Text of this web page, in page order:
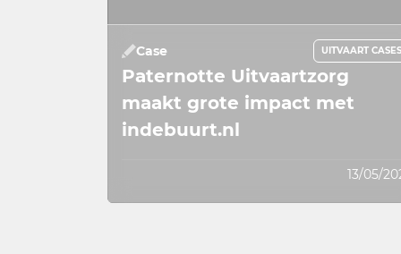
Case UITVAART
Paternotte Uitvaartzorg
maakt grote impact met
indebuurt.nl
13/05/